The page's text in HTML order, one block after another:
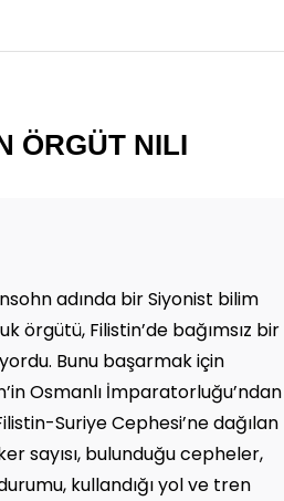
ÖRGÜT NILI
adında bir Siyonist bilim
örgütü, Filistin’de bağımsız bir
Bunu başarmak için
Osmanlı İmparatorluğu’ndan
Suriye Cephesi’ne dağılan
sayısı, bulunduğu cepheler,
kullandığı yol ve tren